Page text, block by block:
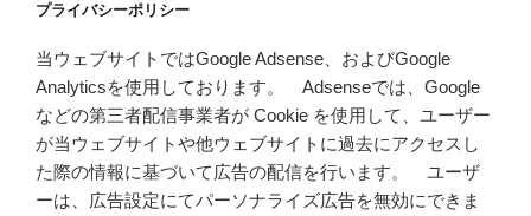
プライバシーポリシー
当ウェブサイトではGoogle Adsense、およびGoogle
Analyticsを使用しております。 Adsenseでは、Google
などの第三者配信事業者が Cookie を使用して、ユーザー
が当ウェブサイトや他ウェブサイトに過去にアクセスし
た際の情報に基づいて広告の配信を行います。 ユーザ
ーは、広告設定にてパーソナライズ広告を無効にできま